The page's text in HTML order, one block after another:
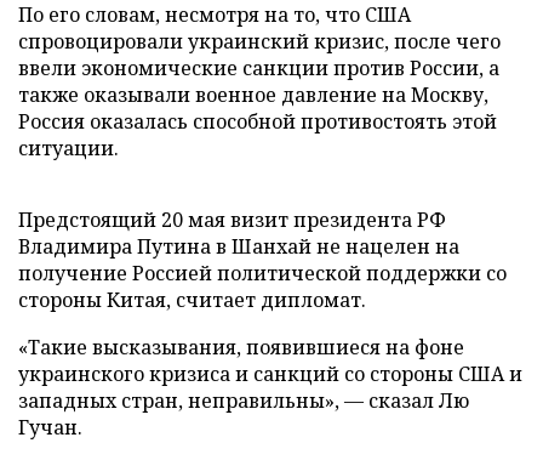
По его словам, несмотря на то, что США
спровоцировали украинский кризис, после чего
ввели экономические санкции против России, а
также оказывали военное давление на Москву,
Россия оказалась способной противостоять этой
ситуации.
Предстоящий 20 мая визит президента РФ
Владимира Путина в Шанхай не нацелен на
получение Россией политической поддержки со
стороны Китая, считает дипломат.
«Такие высказывания, появившиеся на фоне
украинского кризиса и санкций со стороны США и
западных стран, неправильны», — сказал Лю
Гучан.